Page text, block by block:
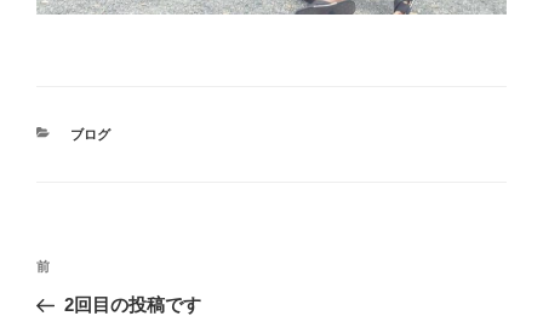
カ
ブログ
投
前
の
前
2回目の投稿です